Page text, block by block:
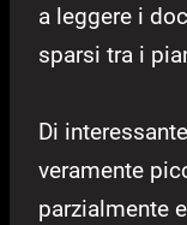
a leggere i
sparsi tra i
Di
veramente
parzialmente